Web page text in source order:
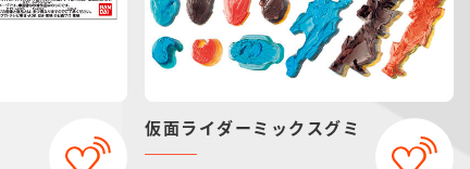
仮面ライダーミックスグミ